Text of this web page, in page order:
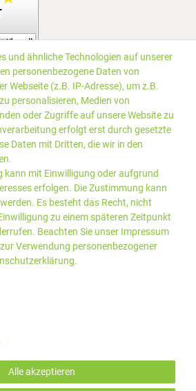
Trusted Shops
und ähnliche Technologien auf unserer
personenbezogene Daten von
Webseite (z.B. IP-Adresse), um z.B.
personalisieren, Medien von
oder Zugriffe auf unsere Website zu
erfolgt erst durch gesetzte
Daten mit Dritten, die wir in den
kann mit Einwilligung oder aufgrund
erfolgen. Die Zustimmung kann
Es besteht das Recht, nicht
zu einem späteren Zeitpunkt
Beachten Sie unser Impressum
Verwendung personenbezogener
.
Alle akzeptieren